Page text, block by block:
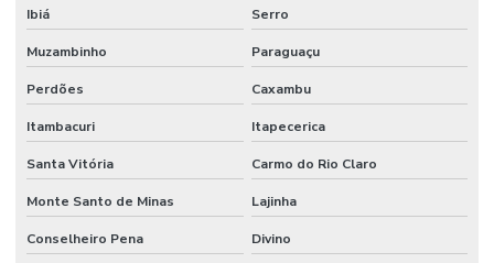
Ibiá Serro
Muzambinho Paraguaçu
Perdões Caxambu
Itambacuri Itapecerica
Santa Vitória Carmo do Rio Claro
Monte Santo de Minas Lajinha
Conselheiro Pena Divino